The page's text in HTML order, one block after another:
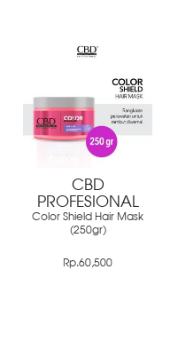
CBD
PROFESIONAL
Color Shield Hair Mask
(250gr)
Rp.60,500